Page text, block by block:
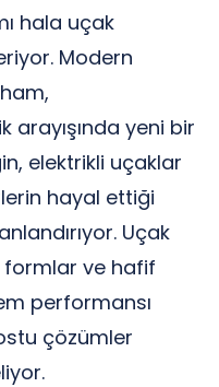
hala uçak
Modern
arayışında yeni bir
elektrikli uçaklar
hayal ettiği
Uçak
formlar ve hafif
performansı
çözümler